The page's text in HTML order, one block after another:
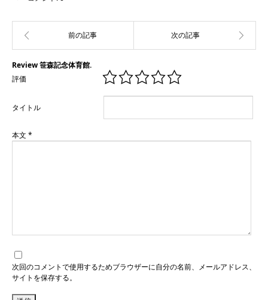
Review 笹森記念体育館.
評価
タイトル
本文 *
次回のコメントで使用するためブラウザーに自分の名前、メールアドレス、
サイトを保存する。